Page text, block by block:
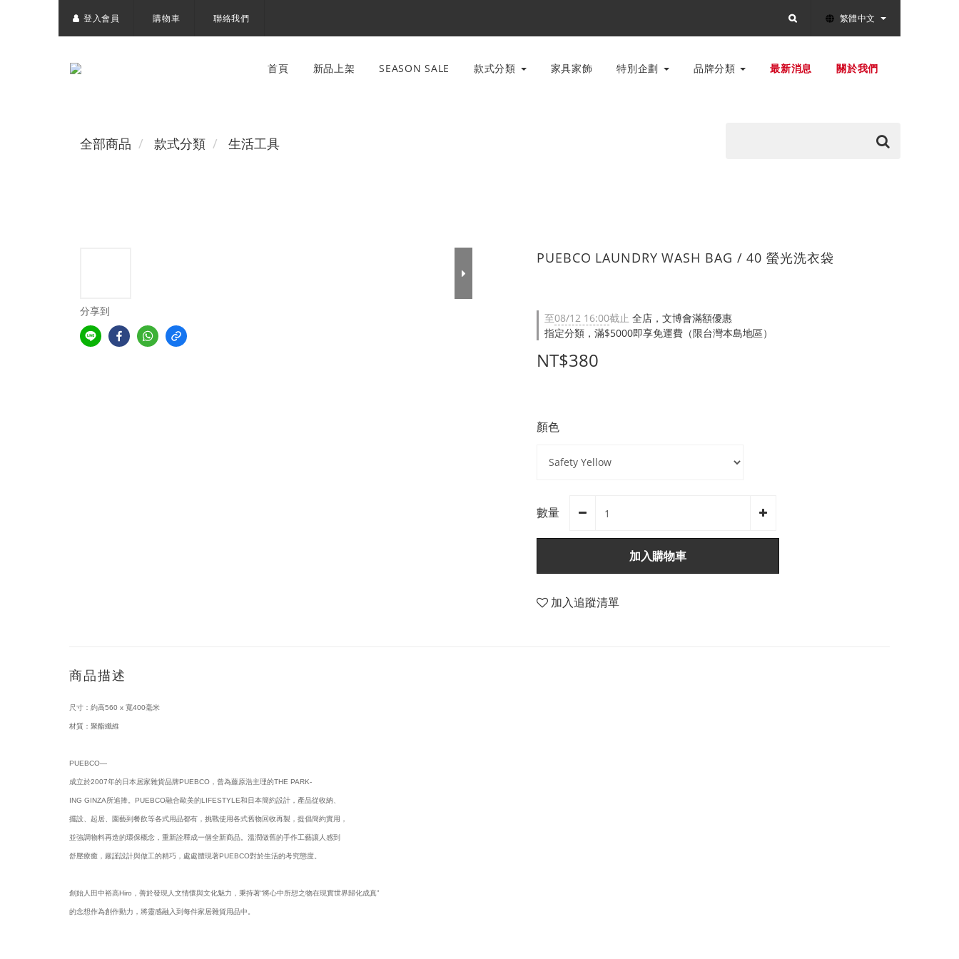
登入會員 購物車 聯絡我們 繁體中文
首頁 新品上架 SEASON SALE 款式分類 家具家飾 特別企劃 品牌分類 最新消息 關於我們
全部商品 款式分類 生活工具
分享到
PUEBCO LAUNDRY WASH BAG / 40 螢光洗衣袋
至08/12 16:00截止 全店，文博會滿額優惠
指定分類，滿$5000即享免運費（限台灣本島地區）
NT$380
顏色
數量
加入購物車
加入追蹤清單
商品描述
尺寸：約高560 x 寬400毫米
材質：聚酯纖維
PUEBCO—
成立於2007年的日本居家雜貨品牌PUEBCO，曾為藤原浩主理的THE PARK-
ING GINZA所追捧。PUEBCO融合歐美的LIFESTYLE和日本簡約設計，產品從收納、
擺設、起居、園藝到餐飲等各式用品都有，挑戰使用各式舊物回收再製，提倡簡約實用，
並強調物料再造的環保概念，重新詮釋成一個全新商品。溫潤做舊的手作工藝讓人感到
舒壓療癒，嚴謹設計與做工的精巧，處處體現著PUEBCO對於生活的考究態度。
創始人田中裕高Hiro，善於發現人文情懷與文化魅力，秉持著“將心中所想之物在現實世界歸化成真”
的念想作為創作動力，將靈感融入到每件家居雜貨用品中。